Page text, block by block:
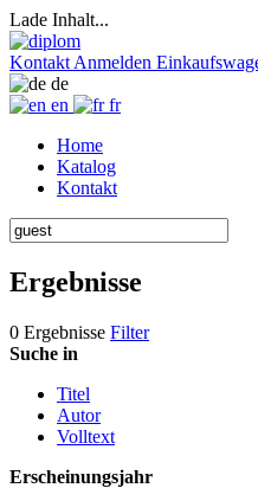
Lade Inhalt...
Kontakt Anmelden
de
en
fr
Home
Katalog
Kontakt
Ergebnisse
0 Ergebnisse Filter
Suche in
Titel
Autor
Volltext
Erscheinungsjahr